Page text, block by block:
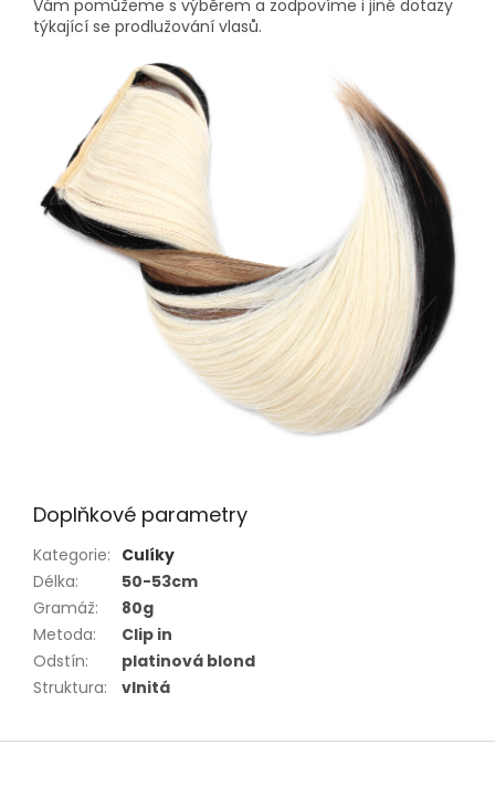
Vám pomůžeme s výběrem a zodpovíme i jiné dotazy
týkající se prodlužování vlasů.
Doplňkové parametry
Kategorie: Culíky
Délka:
50-53cm
Gramáž:
80g
Metoda:
Clip in
Odstín:
platinová blond
Struktura: vlnitá
Z